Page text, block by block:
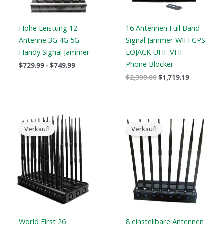
Hohe Leistung 12
Antenne 3G 4G 5G
Handy Signal Jammer
$729.99 -$749.99
16 Antennen Full Band
Signal Jammer WIFI GPS
LOJACK UHF VHF
Phone Blocker
$2,399.00$1,719.19
Verkauf!
World First 26
Der
ursprüngliche
Preis
war:
$2,399.00.
ist:
$1,699.00.
Verkauf!
8 einstellbare Antennen
ursprüngliche
Preis
war:
$799.00.
aktuelle
Preis
ist:
$559.88.